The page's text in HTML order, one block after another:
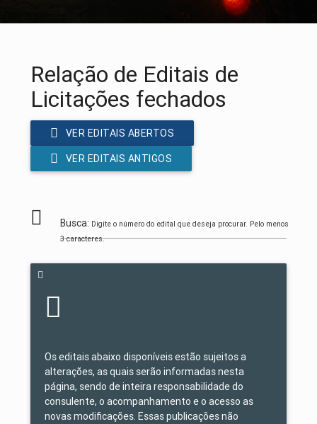
Relação de Editais de
Licitações fechados
VER EDITAIS ABERTOS
VER EDITAIS ANTIGOS
Busca: Digite o número do edital que deseja procurar. Pelo menos
3 caracteres.
Os editais abaixo disponíveis estão sujeitos a
alterações, as quais serão informadas nesta
página, sendo de inteira responsabilidade do
consulente, o acompanhamento e o acesso as
novas modificações. Essas publicações não